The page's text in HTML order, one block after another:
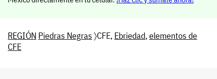
REGIÓN Piedras Negras 〉CFE, Ebriedad,elementos de
CFE